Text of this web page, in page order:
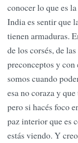
conocer lo que es
India es sentir que
tienen armaduras.
de los corsés, de
preconceptos y con
somos cuando
esa no coraza y
pero si hacés foco
paz interior que es
estás viendo. Y